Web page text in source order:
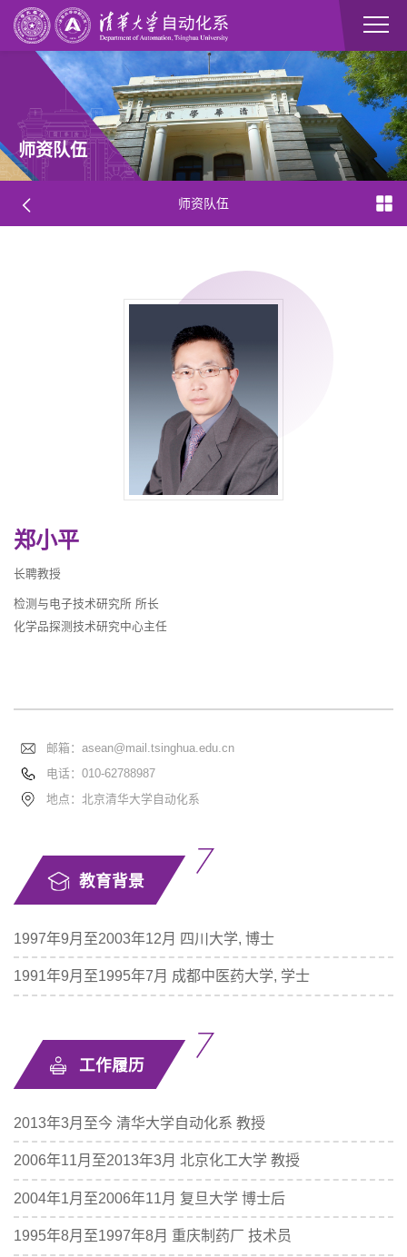
师资队伍
师资队伍
郑小平
长聘教授
检测与电子技术研究所 所长
化学品探测技术研究中心主任
邮箱： asean@mail.tsinghua.edu.cn
电话： 010-62788987
地点：北京清华大学自动化系
教育背景
1997年9月至2003年12月 四川大学, 博士
1991年9月至1995年7月 成都中医药大学, 学士
工作履历
2013年3月至今 清华大学自动化系 教授
2006年11月至2013年3月 北京化工大学 教授
2004年1月至2006年11月 复旦大学 博士后
1995年8月至1997年8月 重庆制药厂 技术员